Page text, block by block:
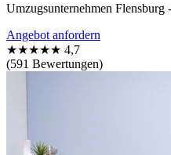
Umzugsunternehmen
Angebot anfordern
★★★★★ 4,7
(591 Bewertungen)